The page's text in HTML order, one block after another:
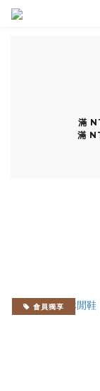
滿
滿
會員獨享